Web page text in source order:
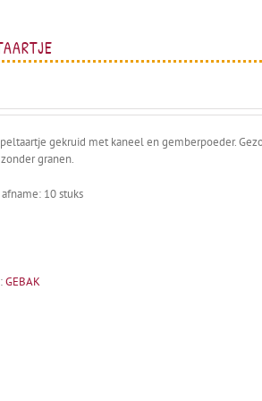
gekruid met kaneel en gemberpoeder.
granen.
10 stuks
GEBAK